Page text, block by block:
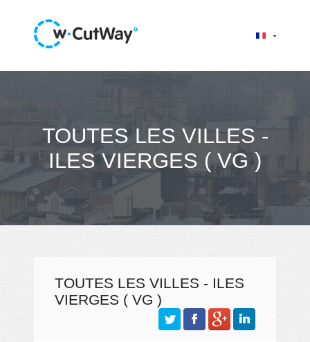
TOUTES LES VILLES -
ILES VIERGES ( VG )
TOUTES LES VILLES - ILES
VIERGES ( VG )